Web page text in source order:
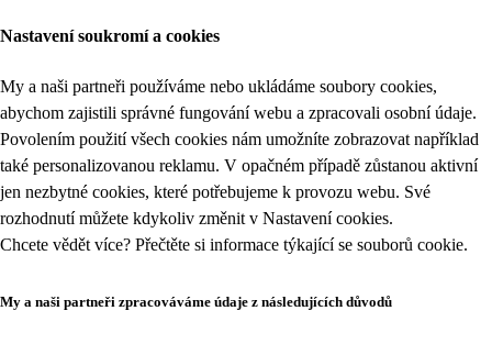
Nastavení soukromí a cookies
My a naši partneři používáme nebo ukládáme soubory cookies,
abychom zajistili správné fungování webu a zpracovali osobní údaje.
Povolením použití všech cookies nám umožníte zobrazovat například
také personalizovanou reklamu. V opačném případě zůstanou aktivní
jen nezbytné cookies, které potřebujeme k provozu webu. Své
rozhodnutí můžete kdykoliv změnit v Nastavení cookies.
Chcete vědět více? Přečtěte si informace týkající se souborů cookie.
My a naši partneři zpracováváme údaje z následujících důvodů